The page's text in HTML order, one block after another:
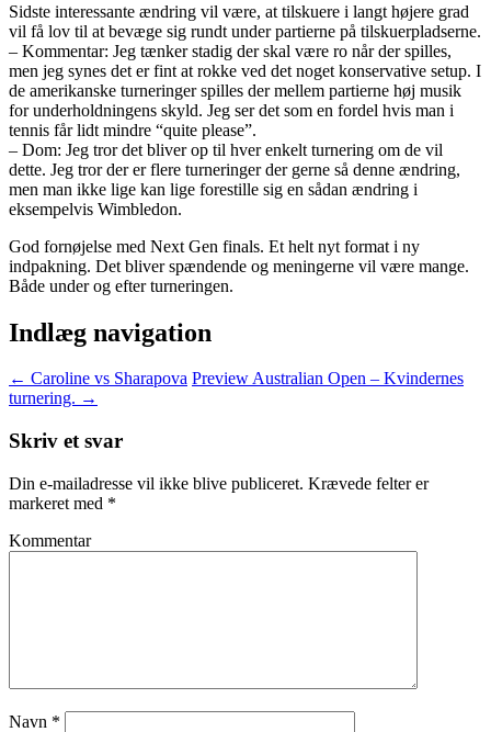
Sidste interessante ændring vil være, at tilskuere i langt højere grad
vil få lov til at bevæge sig rundt under partierne på tilskuerpladserne.
– Kommentar: Jeg tænker stadig der skal være ro når der spilles,
men jeg synes det er fint at rokke ved det noget konservative setup. I
de amerikanske turneringer spilles der mellem partierne høj musik
for underholdningens skyld. Jeg ser det som en fordel hvis man i
tennis får lidt mindre “quite please”.
– Dom: Jeg tror det bliver op til hver enkelt turnering om de vil
dette. Jeg tror der er flere turneringer der gerne så denne ændring,
men man ikke lige kan lige forestille sig en sådan ændring i
eksempelvis Wimbledon.
God fornøjelse med Next Gen finals. Et helt nyt format i ny
indpakning. Det bliver spændende og meningerne vil være mange.
Både under og efter turneringen.
Indlæg navigation
← Caroline vs Sharapova Preview Australian Open – Kvindernes
turnering. →
Skriv et svar
Din e-mailadresse vil ikke blive publiceret. Krævede felter er
markeret med *
Kommentar
Navn *